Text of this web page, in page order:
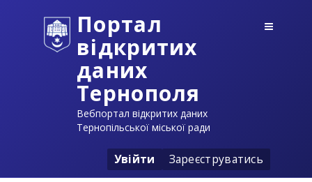
Портал
відкритих
даних
Тернополя
Вебпортал відкритих даних
Тернопільської міської ради
Увійти Зареєструватись